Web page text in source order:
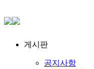
게시판
공지사항